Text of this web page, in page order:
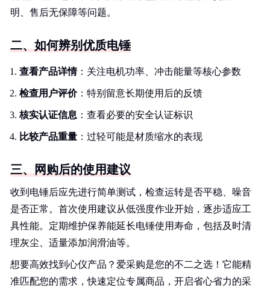
明、售后无保障等问题。
二、如何辨别优质电锤
查看产品详情：关注电机功率、冲击能量等核心参数
检查用户评价：特别留意长期使用后的反馈
核实认证信息 ：查看必要的安全认证标识
比较产品重量 ：过轻可能是材质缩水的表现
三、网购后的使用建议
收到电锤后应先进行简单测试，检查运转是否平稳、噪音
是否正常。首次使用建议从低强度作业开始，逐步适应工
具性能。定期维护保养能延长电锤使用寿命，包括及时清
理灰尘、适量添加润滑油等。
想要高效找到心仪产品？爱采购是您的不二之选！它能精
准匹配您的需求，快速定位专属商品，开启省心省力的采